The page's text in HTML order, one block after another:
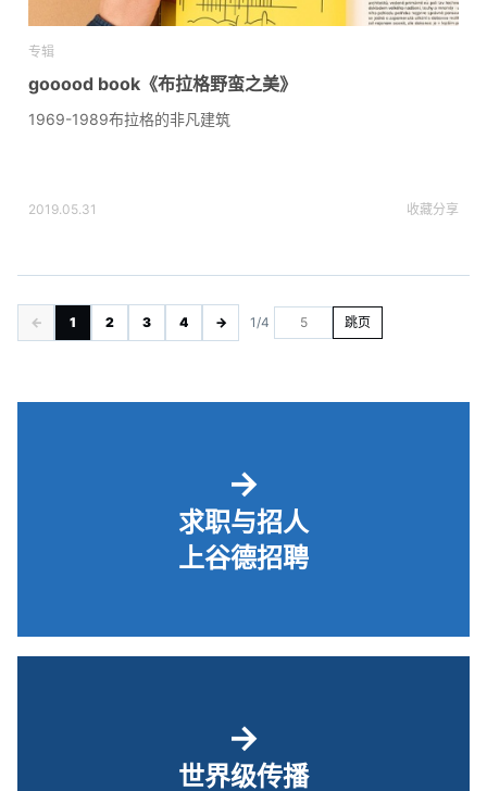
专辑
gooood book《布拉格野蛮之美》
1969-1989布拉格的非凡建筑
2019.05.31 收藏分享
← 1 2 3 4 → 1/4 跳页
→
求职与招人
上谷德招聘
→
世界级传播